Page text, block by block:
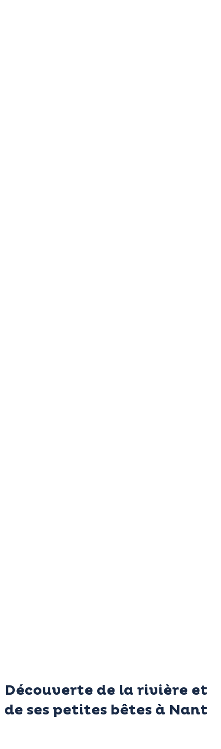
Découverte de la rivière et
de ses petites bêtes à Nant